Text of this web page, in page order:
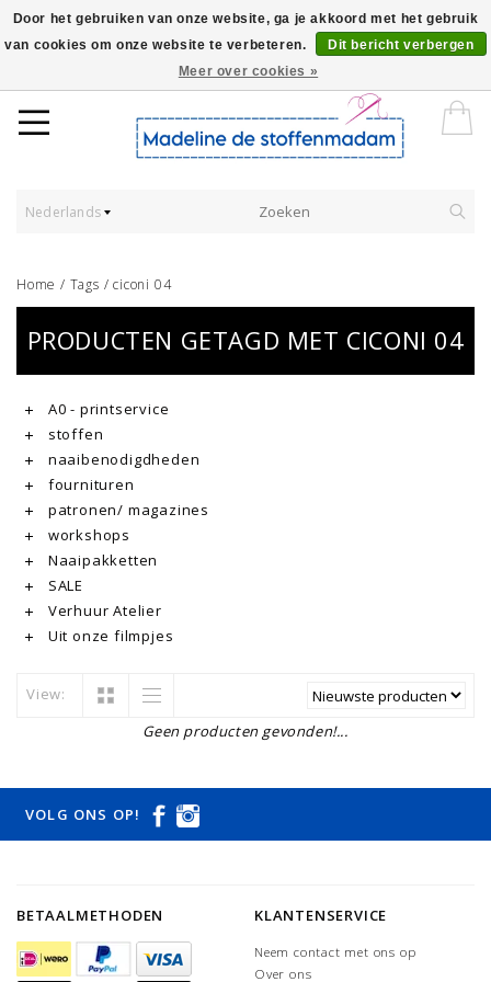
Worldwide Shipping - Onze stoffen worden verkocht per 10 cm.
Nederlands
Home / Tags /ciconi 04
PRODUCTEN GETAGD MET CICONI 04
A0 - printservice
stoffen
naaibenodigdheden
fournituren
patronen/ magazines
workshops
Naaipakketten
SALE
Verhuur Atelier
Uit onze filmpjes
View:
Geen producten gevonden!...
VOLG ONS OP!
BETAALMETHODEN KLANTENSERVICE
Neem contact met ons op
Over ons
Door het gebruiken van onze website, ga je akkoord met het gebruik
van cookies om onze website te verbeteren.
Dit bericht verbergen
Meer over cookies »